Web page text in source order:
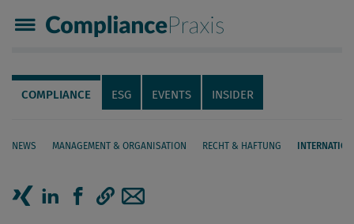
Compliance Praxis
Servicenavigation
Navigation
COMPLIANCE ESG EVENTS INSIDER
NEWS MANAGEMENT & ORGANISATION RECHT & HAFTUNG
Seiteninhalt